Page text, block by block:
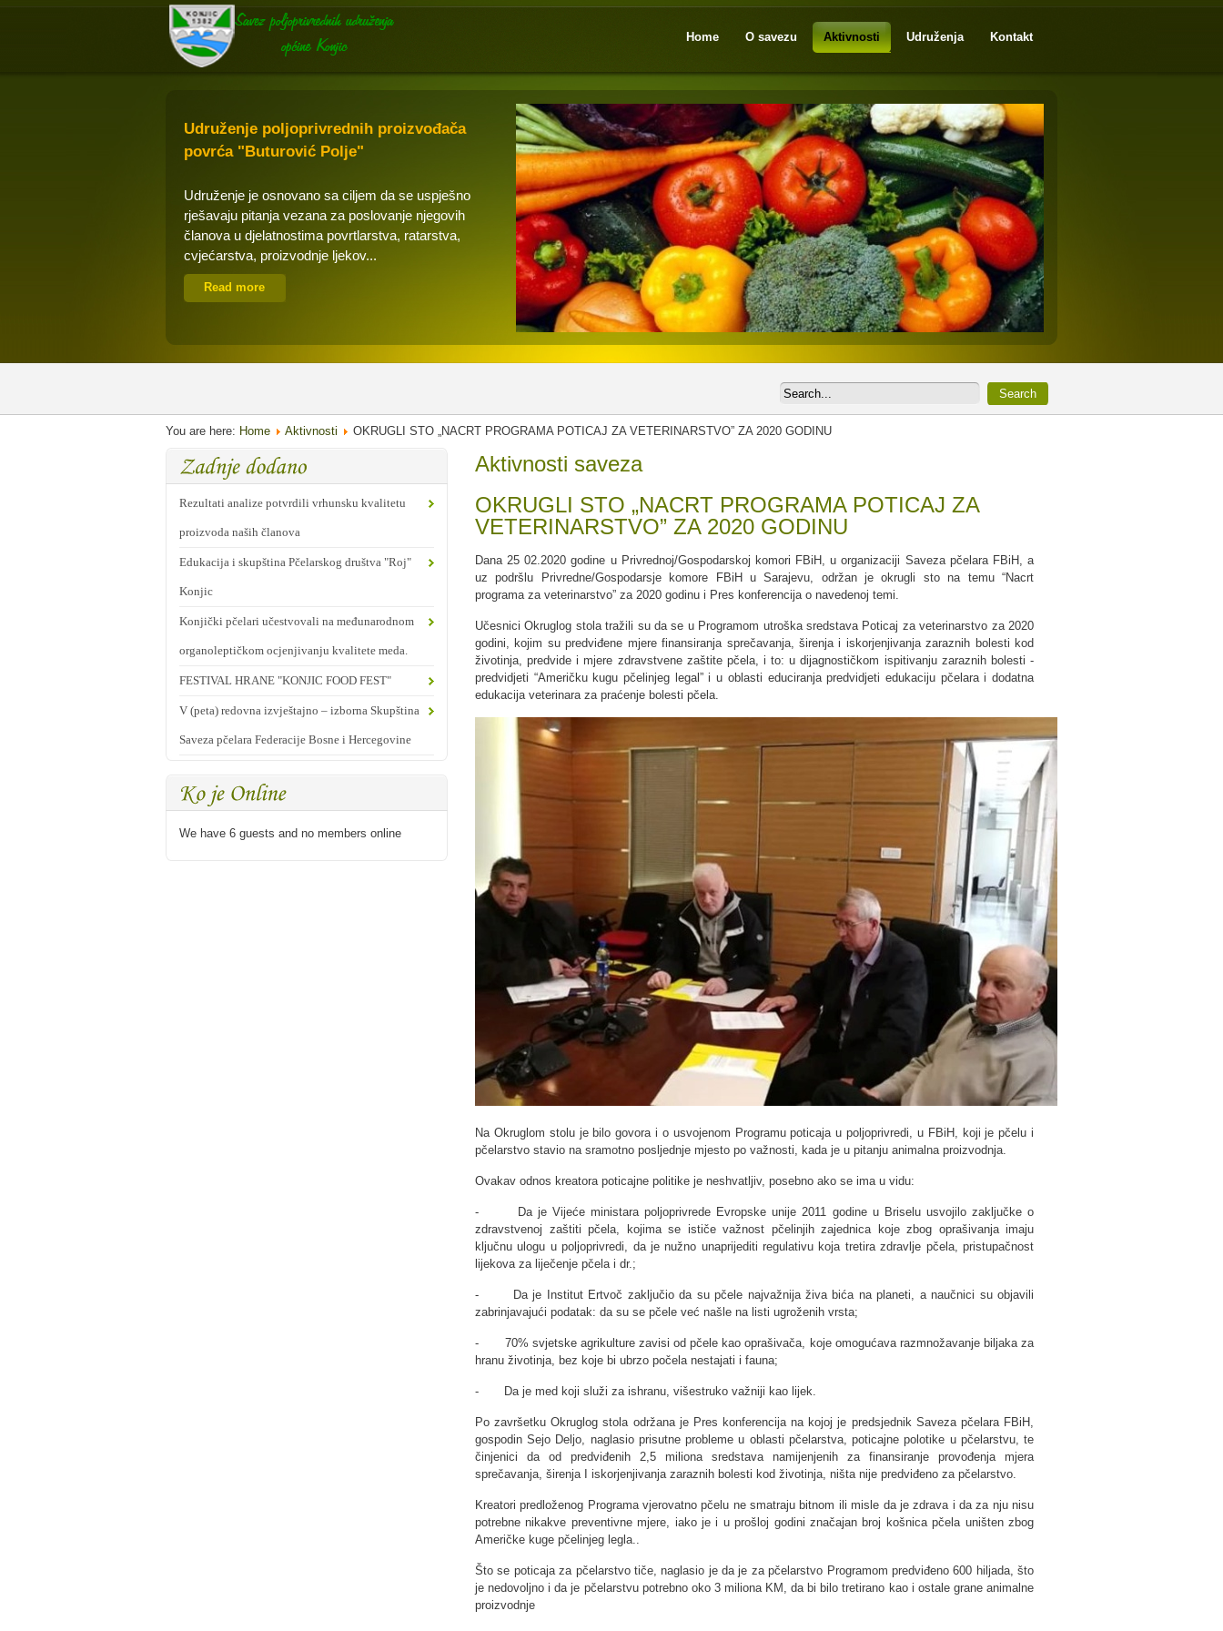
Home O savezu Aktivnosti Udruženja Kontakt
Udruženje poljoprivrednih proizvođača
povrća "Buturović Polje"
Udruženje je osnovano sa ciljem da se uspješno
rješavaju pitanja vezana za poslovanje njegovih
članova u djelatnostima povrtlarstva, ratarstva,
cvjećarstva, proizvodnje ljekov...
Read more
You are here: Home Aktivnosti OKRUGLI STO „NACRT PROGRAMA POTICAJ ZA VETERINARSTVO” ZA 2020 GODINU
Rezultati analize potvrdili vrhunsku kvalitetu
proizvoda naših članova
Edukacija i skupština Pčelarskog društva "Roj"
Konjic
Konjički pčelari učestvovali na međunarodnom
organoleptičkom ocjenjivanju kvalitete meda.
FESTIVAL HRANE "KONJIC FOOD FEST"
V (peta) redovna izvještajno – izborna Skupština
Saveza pčelara Federacije Bosne i Hercegovine
We have 6 guests and no members online
Aktivnosti saveza
OKRUGLI STO „NACRT PROGRAMA POTICAJ ZA
VETERINARSTVO” ZA 2020 GODINU
Dana 25 02.2020 godine u Privrednoj/Gospodarskoj komori FBiH, u organizaciji Saveza pčelara FBiH, a
uz podršlu Privredne/Gospodarsje komore FBiH u Sarajevu, održan je okrugli sto na temu “Nacrt
programa za veterinarstvo” za 2020 godinu i Pres konferencija o navedenoj temi.
Učesnici Okruglog stola tražili su da se u Programom utroška sredstava Poticaj za veterinarstvo za 2020
godini, kojim su predviđene mjere finansiranja sprečavanja, širenja i iskorjenjivanja zaraznih bolesti kod
životinja, predvide i mjere zdravstvene zaštite pčela, i to: u dijagnostičkom ispitivanju zaraznih bolesti -
predvidjeti “Američku kugu pčelinjeg legal” i u oblasti educiranja predvidjeti edukaciju pčelara i dodatna
edukacija veterinara za praćenje bolesti pčela.
Na Okruglom stolu je bilo govora i o usvojenom Programu poticaja u poljoprivredi, u FBiH, koji je pčelu i
pčelarstvo stavio na sramotno posljednje mjesto po važnosti, kada je u pitanju animalna proizvodnja.
Ovakav odnos kreatora poticajne politike je neshvatljiv, posebno ako se ima u vidu:
- Da je Vijeće ministara poljoprivrede Evropske unije 2011 godine u Briselu usvojilo zaključke o
zdravstvenoj zaštiti pčela, kojima se ističe važnost pčelinjih zajednica koje zbog oprašivanja imaju
ključnu ulogu u poljoprivredi, da je nužno unaprijediti regulativu koja tretira zdravlje pčela, pristupačnost
lijekova za liječenje pčela i dr.;
- Da je Institut Ertvoč zaključio da su pčele najvažnija živa bića na planeti, a naučnici su objavili
zabrinjavajući podatak: da su se pčele već našle na listi ugroženih vrsta;
- 70% svjetske agrikulture zavisi od pčele kao oprašivača, koje omogućava razmnožavanje biljaka za
hranu životinja, bez koje bi ubrzo počela nestajati i fauna;
- Da je med koji služi za ishranu, višestruko važniji kao lijek.
Po završetku Okruglog stola održana je Pres konferencija na kojoj je predsjednik Saveza pčelara FBiH,
gospodin Sejo Deljo, naglasio prisutne probleme u oblasti pčelarstva, poticajne polotike u pčelarstvu, te
činjenici da od predviđenih 2,5 miliona sredstava namijenjenih za finansiranje provođenja mjera
sprečavanja, širenja I iskorjenjivanja zaraznih bolesti kod životinja, ništa nije predviđeno za pčelarstvo.
Kreatori predloženog Programa vjerovatno pčelu ne smatraju bitnom ili misle da je zdrava i da za nju nisu
potrebne nikakve preventivne mjere, iako je i u prošloj godini značajan broj košnica pčela uništen zbog
Američke kuge pčelinjeg legla..
Što se poticaja za pčelarstvo tiče, naglasio je da je za pčelarstvo Programom predviđeno 600 hiljada, što
je nedovoljno i da je pčelarstvu potrebno oko 3 miliona KM, da bi bilo tretirano kao i ostale grane animalne
proizvodnje